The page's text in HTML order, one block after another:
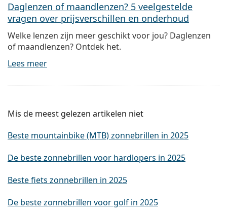
Daglenzen of maandlenzen? 5 veelgestelde
vragen over prijsverschillen en onderhoud
Welke lenzen zijn meer geschikt voor jou? Daglenzen
of maandlenzen? Ontdek het.
Lees meer
Mis de meest gelezen artikelen niet
Beste mountainbike (MTB) zonnebrillen in 2025
De beste zonnebrillen voor hardlopers in 2025
Beste fiets zonnebrillen in 2025
De beste zonnebrillen voor golf in 2025